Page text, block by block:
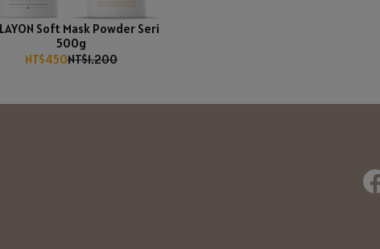
Soft Mask Powder Seri
500g
NT$450NT$1.200